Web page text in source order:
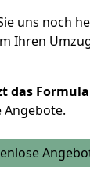
uns noch
Ihren
das
Angebote.